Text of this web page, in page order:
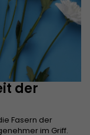
der
Fasern der
im Griff.